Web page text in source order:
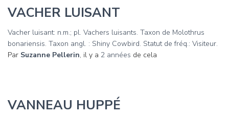
VACHER LUISANT
Vacher luisant: n.m.; pl. Vachers luisants. Taxon de Molothrus
bonariensis. Taxon angl. : Shiny Cowbird. Statut de fréq.: Visiteur.
Par Suzanne Pellerin, il y a 2 années de cela
VANNEAU HUPPÉ